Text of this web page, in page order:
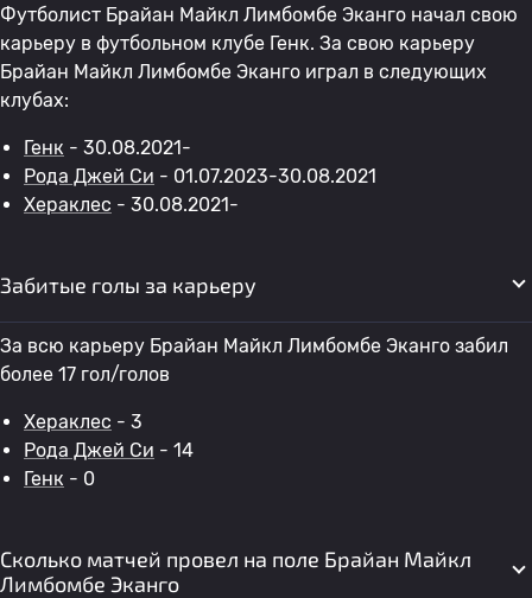
Футболист Брайан Майкл Лимбомбе Эканго начал свою
карьеру в футбольном клубе Генк. За свою карьеру
Брайан Майкл Лимбомбе Эканго играл в следующих
клубах:
Генк - 30.08.2021-
Рода Джей Си - 01.07.2023-30.08.2021
Хераклес - 30.08.2021-
Забитые голы за карьеру
За всю карьеру Брайан Майкл Лимбомбе Эканго забил
более 17 гол/голов
Хераклес - 3
Рода Джей Си - 14
Генк - 0
Сколько матчей провел на поле Брайан Майкл
Лимбомбе Эканго